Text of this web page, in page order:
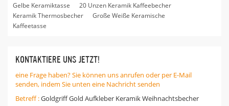
Gelbe Keramiktasse
20 Unzen Keramik Kaffeebecher
Keramik Thermosbecher
Große Weiße Keramische
Kaffeetasse
KONTAKTIERE UNS JETZT!
eine Frage haben? Sie können uns anrufen oder per E-Mail
senden, indem Sie unten eine Nachricht senden
Betreff :Goldgriff Gold Aufkleber Keramik Weihnachtsbecher